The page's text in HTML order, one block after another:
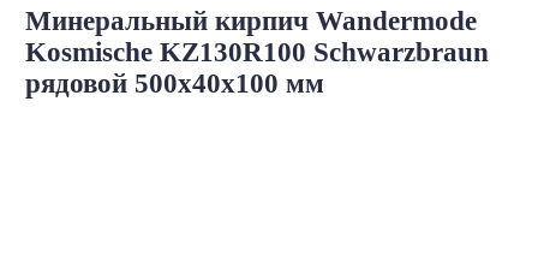
Минеральный кирпич Wandermode
Kosmische KZ130R100 Schwarzbraun
рядовой 500x40x100 мм